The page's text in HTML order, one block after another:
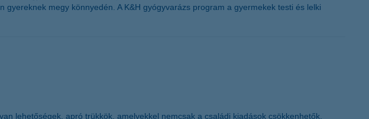
megy könnyedén. A K&H gyógyvarázs program a gyermekek testi és lelki
lehetőségek, apró trükkök, amelyekkel nemcsak a családi kiadások csökkenhetők,